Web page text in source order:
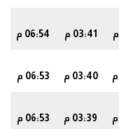
03:41 م 06:54 م
03:40 م 06:53 م
03:39 م 06:53 م